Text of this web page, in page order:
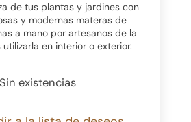
de tus plantas y jardines con
y modernas materas de
a mano por artesanos de la
utilizarla en interior o exterior.
Sin existencias